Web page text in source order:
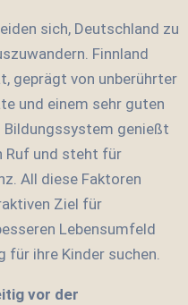
sich, Deutschland zu
Finnland
geprägt von unberührter
und einem sehr guten
genießt
Ruf und steht für
All diese Faktoren
Ziel für
Lebensumfeld
für ihre Kinder suchen.
vor der